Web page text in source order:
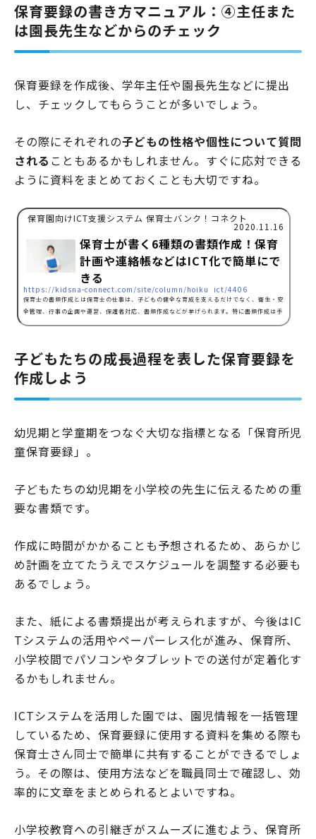
保育要録の書き方マニュアル：④主任また
は園長先生などからのチェック
保育要録を作成後、学年主任や園長先生などに提出
し、チェックしてもらうことが多いでしょう。
その際にそれぞれの子どもの性格や個性について質問
される こともあるかもしれません。すぐに応対できる
ように資料をまとめておくことも大切ですね。
保育園向けICT支援システム 保育士バンク！コネクト
2020.11.16
保育士が書く6種類の書類作成！保育
計画や連絡帳などはICT化で簡単にで
きる
https://kidsna-connect.com/site/column/hoiku_ict/4406
保育士の書類作成とは保育士の仕事は、子どもの健全な育成を支えるだけでなく、衛生・安
全管理、行事の企画や運営、保護者対応、書類作成などが挙げられます。特に書類作成は手
作業で行うものも多く、多種多様な実務をこなすことが考えられるでしょう。保育士の書類
があり、保育士さん一人ひとりに負担がかかっている場合もあるようです。書類作成業務の
具体…
子どもたちの成長過程を表した保育要録を
作成しよう
幼児期と学童期をつなぐ大切な指標となる「保育所児
童保育要録」。
子どもたちの幼児期を小学校の先生に伝えるための重
要な書類です。
作成に時間がかかることも予想されるため、あらかじ
め計画を立てたうえでスケジュールを調整する必要も
あるでしょう。
また、紙による書類提出が考えられますが、今後はIC
Tシステムの活用やペーパーレス化が進み、保育所、
小学校間でパソコンやタブレットでの送付が定着化す
るかもしれません。
ICTシステムを活用した園では、園児情報を一括管理
しているため、保育要録に使用する資料を集める際も
保育士さん同士で簡単に共有することができるでしょ
う。その際は、使用方法などを職員同士で確認し、効
率的に文章をまとめられるとよいですね。
小学校教育への引継ぎがスムーズに進むよう、保育所